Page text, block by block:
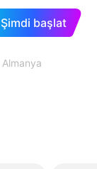
Şimdi başlat
Almanya